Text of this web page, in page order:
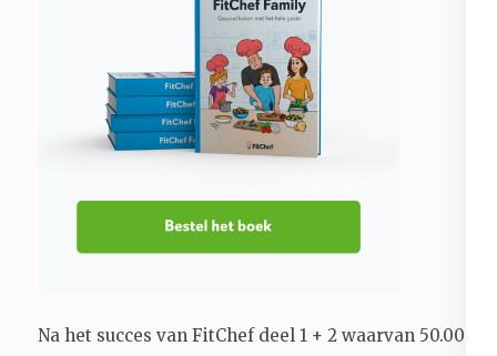
Na het succes van FitChef deel 1 + 2 waarvan 50.000+